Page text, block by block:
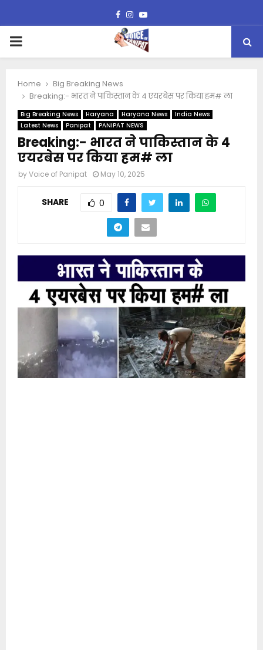
Facebook
Instagram
Youtube
PRIMARY
Home
Big Breaking News
Breaking:- भारत ने पाकिस्तान के 4 एयरबेस पर किया हम# ला
Big Breaking News Haryana Haryana News
India News
Latest News
Panipat PANIPAT NEWS
Breaking:- भारत ने पाकिस्तान के 4
एयरबेस पर किया हम# ला
byVoice of Panipat May 10, 2025
SHARE 0